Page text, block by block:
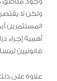
ولكن لا
المستثمرين
أهمية إجراء
قانونيين
علاوة على